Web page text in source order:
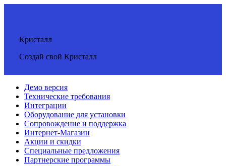
Кристалл
Создай свой Кристалл
Демо версия
Технические требования
Интеграции
Оборудование для установки
Сопровождение и поддержка
Интернет-Магазин
Акции и скидки
Специальные предложения
Партнерские программы